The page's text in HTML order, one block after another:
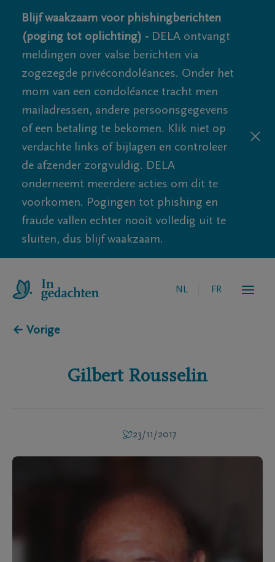
Blijf waakzaam voor phishingberichten
(poging tot oplichting) - DELA ontvangt
meldingen over valse berichten via
zogezegde privécondoléances. Onder het
mom van een condoléance tracht men
mailadressen, andere persoonsgegevens
of een betaling te bekomen. Klik niet op
verdachte links of bijlagen en controleer
de afzender zorgvuldig. DELA
onderneemt meerdere acties om dit te
voorkomen. Pogingen tot phishing en
fraude vallen echter nooit volledig uit te
sluiten, dus blijf waakzaam.
NL FR
← Vorige
Gilbert Rousselin
23/11/2017